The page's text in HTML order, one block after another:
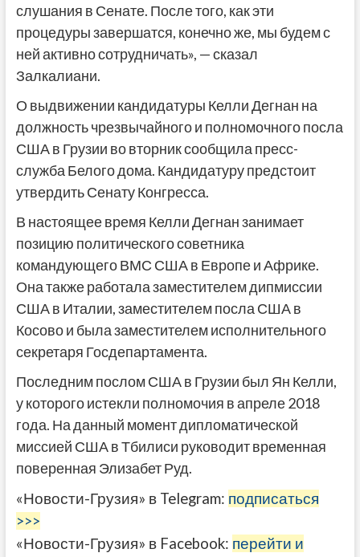
слушания в Сенате. После того, как эти
процедуры завершатся, конечно же, мы будем с
ней активно сотрудничать», — сказал
Залкалиани.
О выдвижении кандидатуры Келли Дегнан на
должность чрезвычайного и полномочного посла
США в Грузии во вторник сообщила пресс-
служба Белого дома. Кандидатуру предстоит
утвердить Сенату Конгресса.
В настоящее время Келли Дегнан занимает
позицию политического советника
командующего ВМС США в Европе и Африке.
Она также работала заместителем дипмиссии
США в Италии, заместителем посла США в
Косово и была заместителем исполнительного
секретаря Госдепартамента.
Последним послом США в Грузии был Ян Келли,
у которого истекли полномочия в апреле 2018
года. На данный момент дипломатической
миссией США в Тбилиси руководит временная
поверенная Элизабет Руд.
«Новости-Грузия» в Telegram: подписаться
>>>
«Новости-Грузия» в Facebook: перейти и